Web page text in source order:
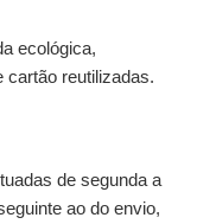
ecológica,
cartão reutilizadas.
de segunda a
ao do envio,